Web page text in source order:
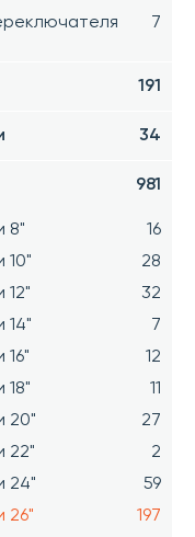
7
191
34
981
8"
16
10"
28
12"
32
14"
7
16"
12
18"
11
20"
27
22"
2
24"
59
26"
197